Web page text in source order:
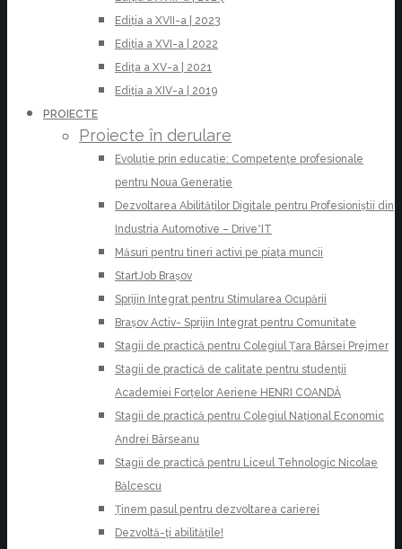
Ediția a XVII-a | 2023
Ediția a XVI-a | 2022
Edița a XV-a | 2021
Ediția a XIV-a | 2019
PROIECTE
Proiecte în derulare
Evoluție prin educație: Competențe profesionale
pentru Noua Generație
Dezvoltarea Abilităților Digitale pentru Profesioniștii din
Industria Automotive – Drive*IT
Măsuri pentru tineri activi pe piața muncii
StartJob Brașov
Sprijin Integrat pentru Stimularea Ocupării
Brașov Activ- Sprijin Integrat pentru Comunitate
Stagii de practică pentru Colegiul Țara Bârsei Prejmer
Stagii de practică de calitate pentru studenții
Academiei Forțelor Aeriene HENRI COANDĂ
Stagii de practică pentru Colegiul Național Economic
Andrei Bârseanu
Stagii de practică pentru Liceul Tehnologic Nicolae
Bălcescu
Ținem pasul pentru dezvoltarea carierei
Dezvoltă-ți abilitățile!